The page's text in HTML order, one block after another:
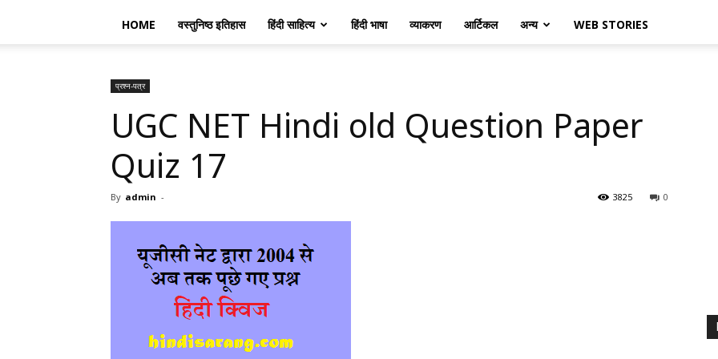
HOME वस्तुनिष्ठ इतिहास हिंदी साहित्य हिंदी भाषा व्याकरण आर्टिकल अन्य WEB STORIES
प्रश्न-पत्र
UGC NET Hindi old Question Paper
Quiz 17
By admin - 0
3825